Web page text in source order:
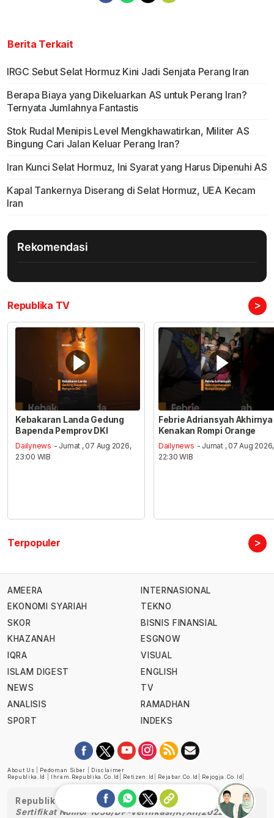
Berita Terkait
IRGC Sebut Selat Hormuz Kini Jadi Senjata Perang Iran
Berapa Biaya yang Dikeluarkan AS untuk Perang Iran?
Ternyata Jumlahnya Fantastis
Stok Rudal Menipis Level Mengkhawatirkan, Militer AS
Bingung Cari Jalan Keluar Perang Iran?
Iran Kunci Selat Hormuz, Ini Syarat yang Harus Dipenuhi AS
Kapal Tankernya Diserang di Selat Hormuz, UEA Kecam
Iran
Rekomendasi
Republika TV >
Kebakaran Landa Gedung
Bapenda Pemprov DKI
Dailynews - Jumat , 07 Aug 2026,
23:00 WIB
Febrie Adriansyah Akhirnya
Kenakan Rompi Orange
Dailynews - Jumat , 07 Aug 2026,
22:30 WIB
Terpopuler >
AMEERA
EKONOMI SYARIAH
SKOR
KHAZANAH
IQRA
ISLAM DIGEST
NEWS
ANALISIS
SPORT
INTERNASIONAL
TEKNO
BISNIS FINANSIAL
ESGNOW
VISUAL
ENGLISH
TV
RAMADHAN
INDEKS
About Us Pedoman Siber
Disclaimer
Republika.id
Ihram.republika.co.id Retizen.id Rejabar.co.id Rejogja.co.id
Republika telah diverifikasi oleh Dewan Pers
Sertifikat Nomor 1058/DP-Verifikasi/K/XII/2022